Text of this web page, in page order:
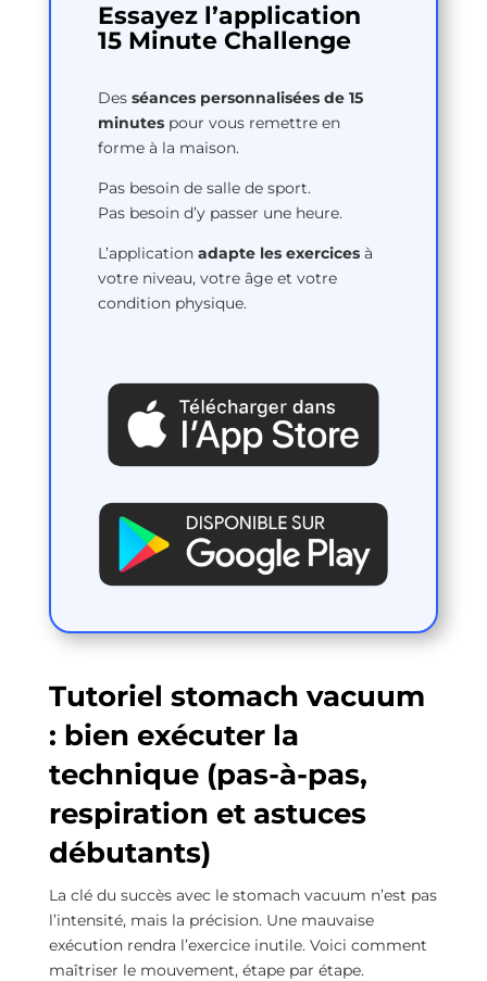
Essayez l’application
15 Minute Challenge
Desséances personnalisées de 15
minutes pour vous remettre en
forme à la maison.
Pas besoin de salle de sport.
Pas besoin d’y passer une heure.
L’application adapte les exercices à
votre niveau, votre âge et votre
condition physique.
Tutoriel stomach vacuum
: bien exécuter la
technique (pas-à-pas,
respiration et astuces
débutants)
La clé du succès avec le stomach vacuum n’est pas
l’intensité, mais la précision. Une mauvaise
exécution rendra l’exercice inutile. Voici comment
maîtriser le mouvement, étape par étape.